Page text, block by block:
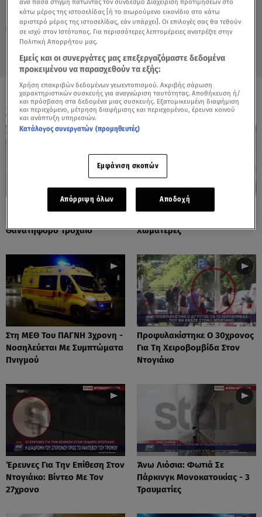
Πέμπτη 6 Αυγούστου 2026
20.11.23, 14:52 ΕΛΛΑΔΑ
ΟΛΑ ΤΑ ΒΙΝΤΕΟ
Πόρτο Ράφτη: Bίντεο
Θανατηφόρο Τροχαίο
Πάρος: Τα Διάσπαρτα Φυτίλια
Χωματερές
Στη ΜΕΘ Του ΠΑΓΝΗ 3χρονη -
Νοσηλεύεται Με Συμπτώματα
Πνιγμού
Προφυλακίστηκε Ο 30χρονος
Για Τη Χειροβομβίδα Στον
Ντογιάκο
Έρευνες Για Την Επίθεση Στον
Ντογιάκο: Βίντεο Με Τον
27χρονο
Άνω Λιόσια: Φωτιά Σε
Πάρκινγκ Μονοκατοικίας - 3
Τραυματίες
ανά πάσα στιγμή πατώντας τον σύνδεσμο Διαχείριση προτιμήσεων στο
κάτω μέρος της ιστοσελίδας [ή το αιωρούμενο εικονίδιο στο κάτω
αριστερό μέρος της ιστοσελίδας, εάν υπάρχει]. Οι επιλογές σας θα τεθούν
σε ισχύ στον Ιστότοπος. Για περισσότερες λεπτομέρειες ανατρέξτε στην
Πολιτική Απορρήτου μας.
Εμείς και οι συνεργάτες μας επεξεργαζόμαστε δεδομένα
προκειμένου να παρασχεθούν τα εξής:
Χρήση επακριβών δεδομένων γεωεντοπισμού. Ακριβής σάρωση
χαρακτηριστικών συσκευής για αναγνώριση ταυτότητας. Αποθήκευση ή/
και πρόσβαση στα δεδομένα μιας συσκευής. Εξατομικευμένη διαφήμιση
και περιεχόμενο, μέτρηση διαφήμισης και περιεχομένου, έρευνα κοινού
και ανάπτυξη υπηρεσιών.
Κατάλογος συνεργατών (προμηθευτές)
Εμφάνιση σκοπών
Απόρριψη όλων Αποδοχή